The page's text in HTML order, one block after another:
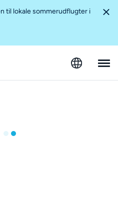
til lokale sommerudflugter i